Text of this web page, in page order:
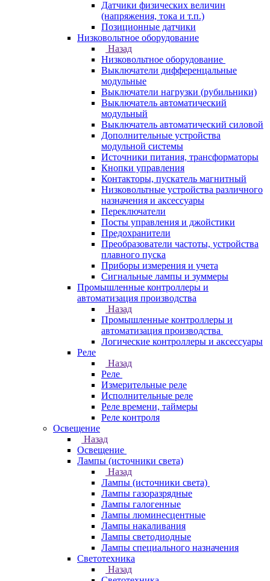
Датчики физических величин
(напряжения, тока и т.п.)
Позиционные датчики
Низковольтное оборудование
Назад
Низковольтное оборудование
Выключатели дифференцальные
модульные
Выключатели нагрузки (рубильники)
Выключатель автоматический
модульный
Выключатель автоматический силовой
Дополнительные устройства
модульной системы
Источники питания, трансформаторы
Кнопки управления
Контакторы, пускатель магнитный
Низковольтные устройства различного
назначения и аксессуары
Переключатели
Посты управления и джойстики
Предохранители
Преобразователи частоты, устройства
плавного пуска
Приборы измерения и учета
Сигнальные лампы и зуммеры
Промышленные контроллеры и
автоматизация производства
Назад
Промышленные контроллеры и
автоматизация производства
Логические контроллеры и аксессуары
Реле
Назад
Реле
Измерительные реле
Исполнительные реле
Реле времени, таймеры
Реле контроля
Освещение
Назад
Освещение
Лампы (источники света)
Назад
Лампы (источники света)
Лампы газоразрядные
Лампы галогенные
Лампы люминесцентные
Лампы накаливания
Лампы светодиодные
Лампы специального назначения
Светотехника
Назад